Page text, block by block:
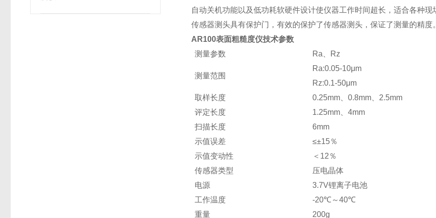
自动关机功能以及低功耗软硬件设计使仪器工作时间超长，适合各种现
传感器测头具有保护门，有效的保护了传感器测头，保证了测量的精度。
AR100表面粗糙度仪技术参数
测量参数
Ra、Rz
测量范围
Ra:0.05-10μm
Rz:0.1-50μm
取样长度
评定长度
0.25mm、0.8mm、2.5mm
1.25mm、4mm
扫描长度
6mm
示值误差
≤±15％
示值变动性
＜12％
传感器类型
压电晶体
电源
3.7V锂离子电池
工作温度
-20℃～40℃
重量
200g